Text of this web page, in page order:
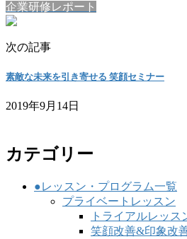
企業研修レポート
次の記事
素敵な未来を引き寄せる 笑顔セミナー
2019年9月14日
カテゴリー
●レッスン・プログラム一覧
プライベートレッスン
トライアルレッス
笑顔改善&印象改